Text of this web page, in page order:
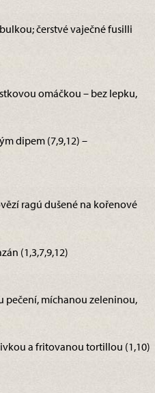
čerstvé vaječné fusilli
omáčkou – bez lepku,
dipem (7,9,12) –
ragú dušené na kořenové
(1,3,7,9,12)
pečení, míchanou zeleninou,
a fritovanou tortillou (1,10)